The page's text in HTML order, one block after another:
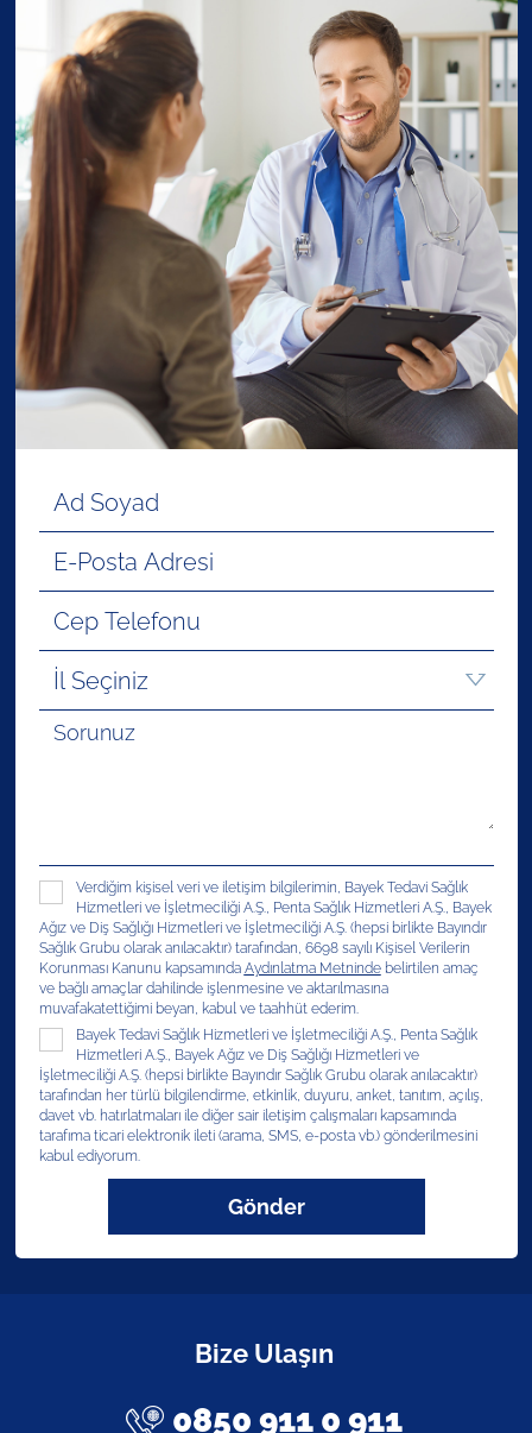
Verdiğim kişisel veri ve iletişim bilgilerimin, Bayek Tedavi Sağlık
Hizmetleri ve İşletmeciliği A.Ş., Penta Sağlık Hizmetleri A.Ş., Bayek
Ağız ve Diş Sağlığı Hizmetleri ve İşletmeciliği A.Ş. (hepsi birlikte Bayındır
Sağlık Grubu olarak anılacaktır) tarafından, 6698 sayılı Kişisel Verilerin
Korunması Kanunu kapsamında Aydınlatma Metnindebelirtilen amaç
ve bağlı amaçlar dahilinde işlenmesine ve aktarılmasına
muvafakatettiğimi beyan, kabul ve taahhüt ederim.
Bayek Tedavi Sağlık Hizmetleri ve İşletmeciliği A.Ş., Penta Sağlık
Hizmetleri A.Ş., Bayek Ağız ve Diş Sağlığı Hizmetleri ve
İşletmeciliği A.Ş. (hepsi birlikte Bayındır Sağlık Grubu olarak anılacaktır)
tarafından her türlü bilgilendirme, etkinlik, duyuru, anket, tanıtım, açılış,
davet vb. hatırlatmaları ile diğer sair iletişim çalışmaları kapsamında
tarafıma ticari elektronik ileti (arama, SMS, e-posta vb.) gönderilmesini
kabul ediyorum.
Gönder
Bize Ulaşın
0850 911 0 911